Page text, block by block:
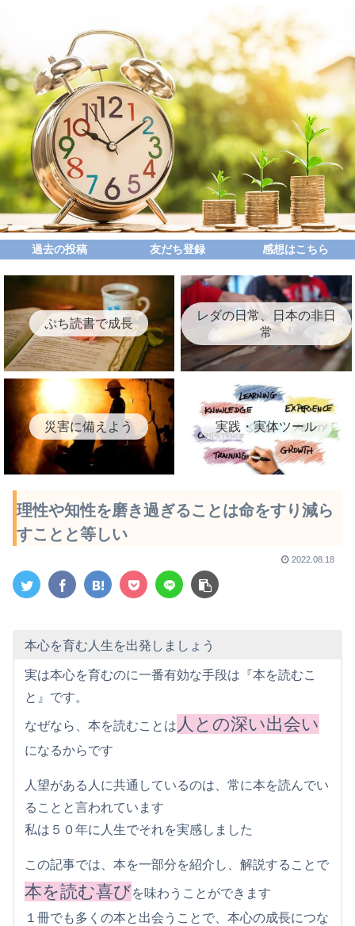
過去の投稿 友だち登録 感想はこちら
ぷち読書で成長
レダの日常、日本の非日
常
災害に備えよう 実践・実体ツール
理性や知性を磨き過ぎることは命をすり減ら
すことと等しい
2022.08.18
本心を育む人生を出発しましょう
実は本心を育むのに一番有効な手段は『本を読むこ
と』です。
なぜなら、本を読むことは 人との深い出会い
になるからです
人望がある人に共通しているのは、常に本を読んでい
ることと言われています
私は５０年に人生でそれを実感しました
この記事では、本を一部分を紹介し、解説することで
本を読む喜びを味わうことができます
１冊でも多くの本と出会うことで、本心の成長につな